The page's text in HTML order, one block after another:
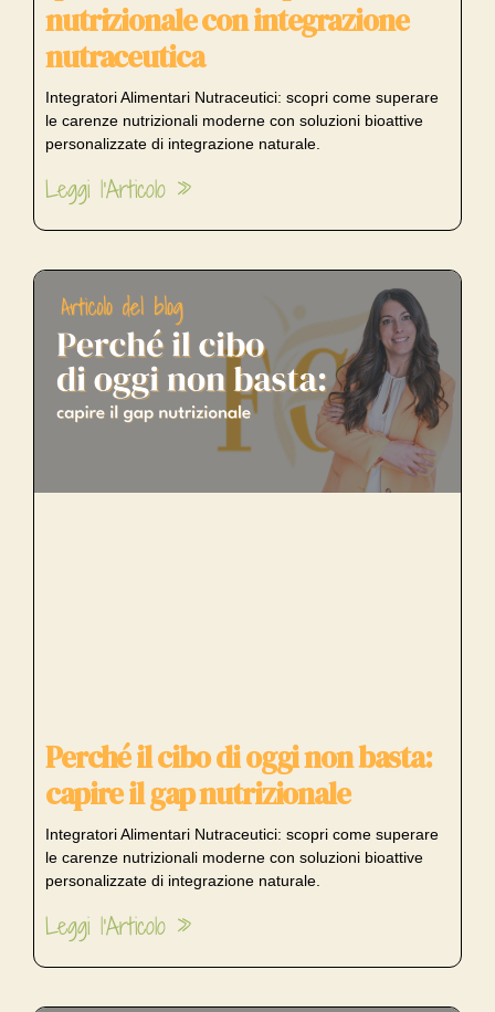
nutrizionale con integrazione
nutraceutica
Integratori Alimentari Nutraceutici: scopri come superare
le carenze nutrizionali moderne con soluzioni bioattive
personalizzate di integrazione naturale.
Leggi l'Articolo »
Perché il cibo di oggi non basta:
capire il gap nutrizionale
Integratori Alimentari Nutraceutici: scopri come superare
le carenze nutrizionali moderne con soluzioni bioattive
personalizzate di integrazione naturale.
Leggi l'Articolo »